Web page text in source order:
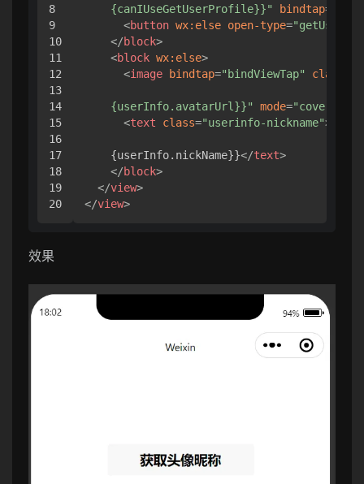
8
9
10
11
12
13
14
15
16
17
18
19
    {canIUseGetUserProfile}}"
bindtap=
<button wx:else open-type=
</block>
<block wx:else>
<image bindtap="bindViewTap" class
    {userInfo.avatarUrl}}"
mode="cover"
<text class="userinfo-nickname">
    {userInfo.nickName}}
</text>
</block>
</view>
</view>
效果